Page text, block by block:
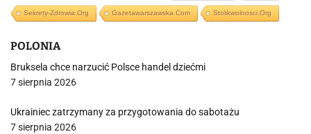
Sekrety-Zdrowia.org Gazetawarszawska.com Stolikwolnosci.org
POLONIA
Bruksela chce narzucić Polsce handel dziećmi
7 sierpnia 2026
Ukrainiec zatrzymany za przygotowania do sabotażu
7 sierpnia 2026